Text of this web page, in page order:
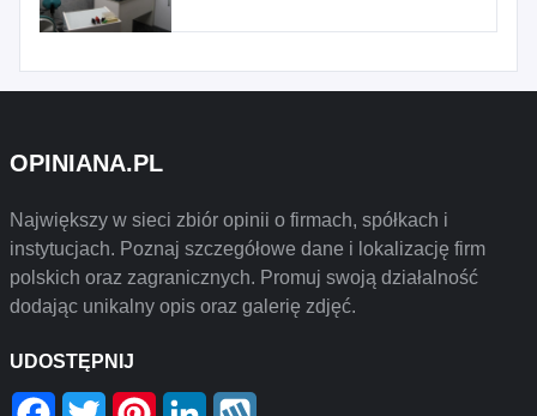
OPINIANA.PL
Największy w sieci zbiór opinii o firmach, spółkach i
instytucjach. Poznaj szczegółowe dane i lokalizację firm
polskich oraz zagranicznych. Promuj swoją działalność
dodając unikalny opis oraz galerię zdjęć.
UDOSTĘPNIJ
Facebook
Twitter PinterestLinkedIn